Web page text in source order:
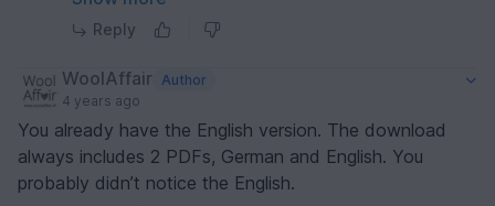
hast!!!
"Bitte stets diese 2 Runden (gemeint sind
Zunahmerunde und die Runde mit nur rechten
Maschen) wiederholen bis eine GMZ von x (x) x
(x) x (x) erreicht wird. "
Reply
WoolAffair Author
4 years ago
You already have the English version. The download
always includes 2 PDFs, German and English. You
probably didn’t notice the English.